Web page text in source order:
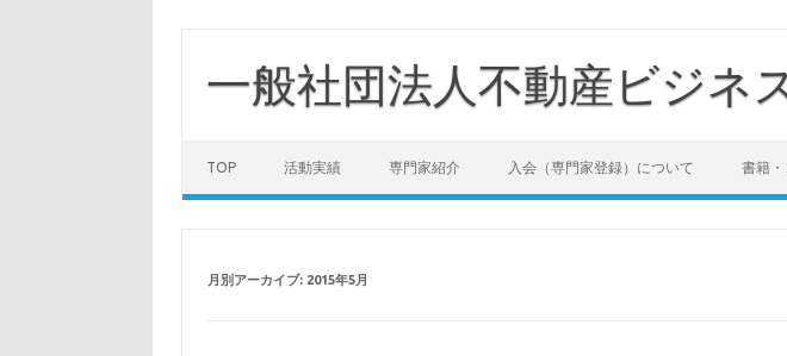
一般社団法人不動産ビジネ
TOP 活動実績 専門家紹介 入会（専門家登録）について 書籍・
月別アーカイブ: 2015年5月